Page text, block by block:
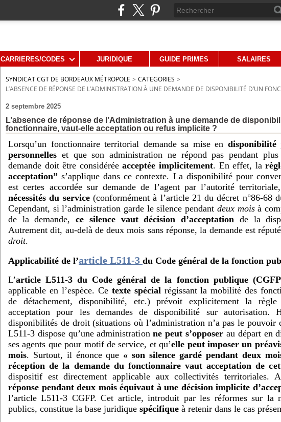
CARRIERES/CODES JURIDIQUE GUIDE PRIMES SALAIRES
SYNDICAT CGT DE BORDEAUX MÉTROPOLE > CATEGORIES >
L’ABSENCE DE RÉPONSE DE L’ADMINISTRATION À UNE DEMANDE DE DISPONIBILITÉ D’UN
2 septembre 2025
L’absence de réponse de l’Administration à une demande de
fonctionnaire, vaut-elle acceptation ou refus implicite ?
Lorsqu’un fonctionnaire territorial demande sa mise en disponibilité
personnelles et que son administration ne répond pas pendant
demande doit être considérée acceptée implicitement. En effet, la
acceptation” s’applique dans ce contexte. La disponibilité pour
est certes accordée sur demande de l’agent par l’autorité territoriale,
nécessités du service (conformément à l’article 21 du décret n°86-68
Cependant, si l’administration garde le silence pendant deux mois à
de la demande,
ce silence vaut décision d’acceptation de la
Autrement dit, au-delà de deux mois sans réponse, la demande est
droit.
Applicabilité de l’article L511-3 du Code général de la fonction
L’article L511-3 du Code général de la fonction publique
applicable en l’espèce. Ce texte spécial régissant la mobilité des
de détachement, disponibilité, etc.) prévoit explicitement la
acceptation pour les demandes de disponibilité sur autorisation.
disponibilités de droit (situations où l’administration n’a pas le pouvoir
L511-3 dispose qu’une administration ne peut s’opposer au départ en
ses agents que pour motif de service, et qu’elle peut imposer un
mois. Surtout, il énonce que « son silence gardé pendant deux
réception de la demande du fonctionnaire vaut acceptation de
dispositif est directement applicable aux collectivités territoriales.
réponse pendant deux mois équivaut à une décision implicite
l’article L511-3 CGFP. Cet article, introduit par les réformes sur la
publics, constitue la base juridique spécifique à retenir dans le cas